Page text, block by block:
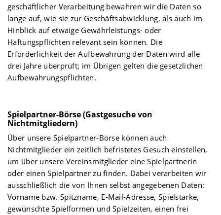
geschäftlicher Verarbeitung bewahren wir die Daten so
lange auf, wie sie zur Geschäftsabwicklung, als auch im
Hinblick auf etwaige Gewährleistungs- oder
Haftungspflichten relevant sein können. Die
Erforderlichkeit der Aufbewahrung der Daten wird alle
drei Jahre überprüft; im Übrigen gelten die gesetzlichen
Aufbewahrungspflichten.
Spielpartner-Börse (Gastgesuche von
Nichtmitgliedern)
Über unsere Spielpartner-Börse können auch
Nichtmitglieder ein zeitlich befristetes Gesuch einstellen,
um über unsere Vereinsmitglieder eine Spielpartnerin
oder einen Spielpartner zu finden. Dabei verarbeiten wir
ausschließlich die von Ihnen selbst angegebenen Daten:
Vorname bzw. Spitzname, E-Mail-Adresse, Spielstärke,
gewünschte Spielformen und Spielzeiten, einen frei